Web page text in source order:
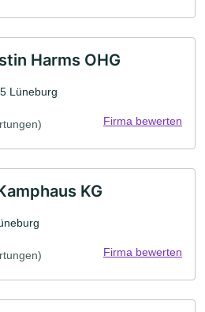
Harms OHG
Lüneburg
Firma bewerten
KG
Firma bewerten